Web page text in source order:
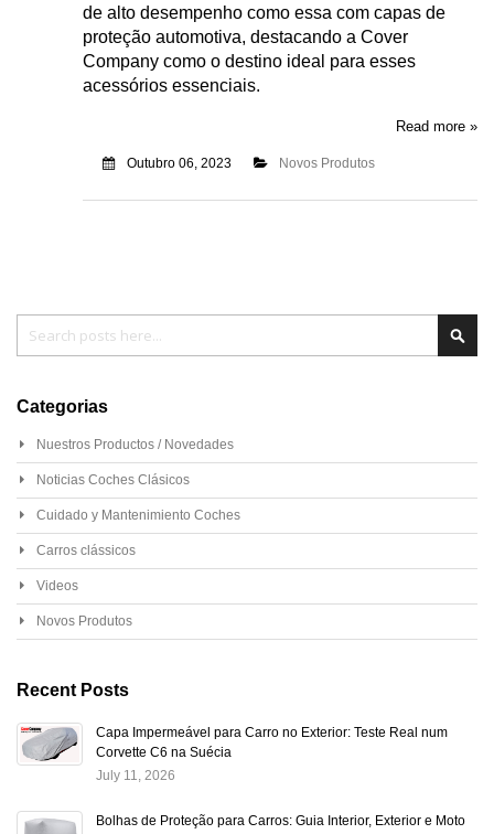
de alto desempenho como essa com capas de
proteção automotiva, destacando a Cover
Company como o destino ideal para esses
acessórios essenciais.
Read more »
Outubro 06, 2023 Novos Produtos
Categorias
Nuestros Productos / Novedades
Noticias Coches Clásicos
Cuidado y Mantenimiento Coches
Carros clássicos
Videos
Novos Produtos
Recent Posts
Capa Impermeável para Carro no Exterior: Teste Real num
Corvette C6 na Suécia
July 11, 2026
Bolhas de Proteção para Carros: Guia Interior, Exterior e Moto